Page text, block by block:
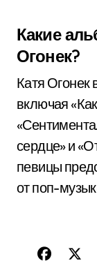
Какие
Огонек?
Катя Огонек
включая
сердце» и
певицы
от поп-